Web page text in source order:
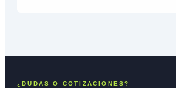
¿DUDAS O COTIZACIONES?